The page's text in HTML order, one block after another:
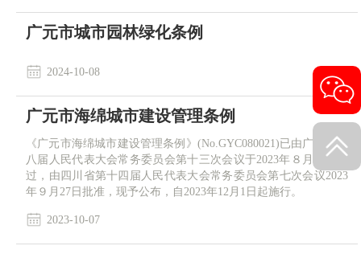
​广元市城市园林绿化条例
2024-10-08
广元市海绵城市建设管理条例
《广元市海绵城市建设管理条例》(No.GYC080021)已由广元市第
八届人民代表大会常务委员会第十三次会议于2023年８月31日通
过，由四川省第十四届人民代表大会常务委员会第七次会议2023
年９月27日批准，现予公布，自2023年12月1日起施行。
2023-10-07